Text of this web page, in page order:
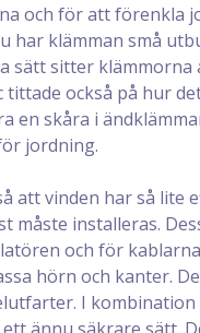
och för att förenkla
har klämman små
sätt sitter
också på hur
en skåra i
jordning.
att vinden har så lite
måste installeras.
och för
hörn och kanter.
I